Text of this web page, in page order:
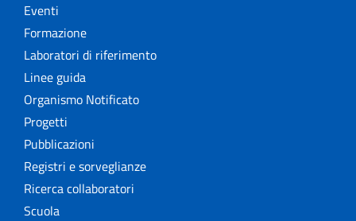
Eventi
Formazione
Laboratori di riferimento
Linee guida
Organismo Notificato
Progetti
Pubblicazioni
Registri e sorveglianze
Ricerca collaboratori
Scuola